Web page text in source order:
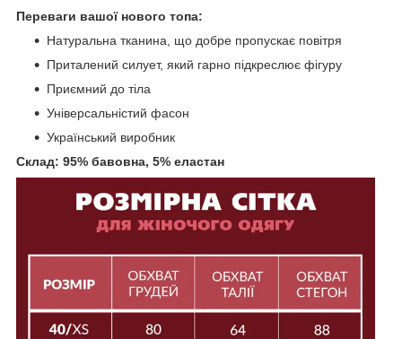
Переваги вашої нового топа:
Натуральна тканина, що добре пропускає повітря
Приталений силует, який гарно підкреслює фігуру
Приємний до тіла
Універсальністий фасон
Український виробник
Склад: 95% бавовна, 5% еластан